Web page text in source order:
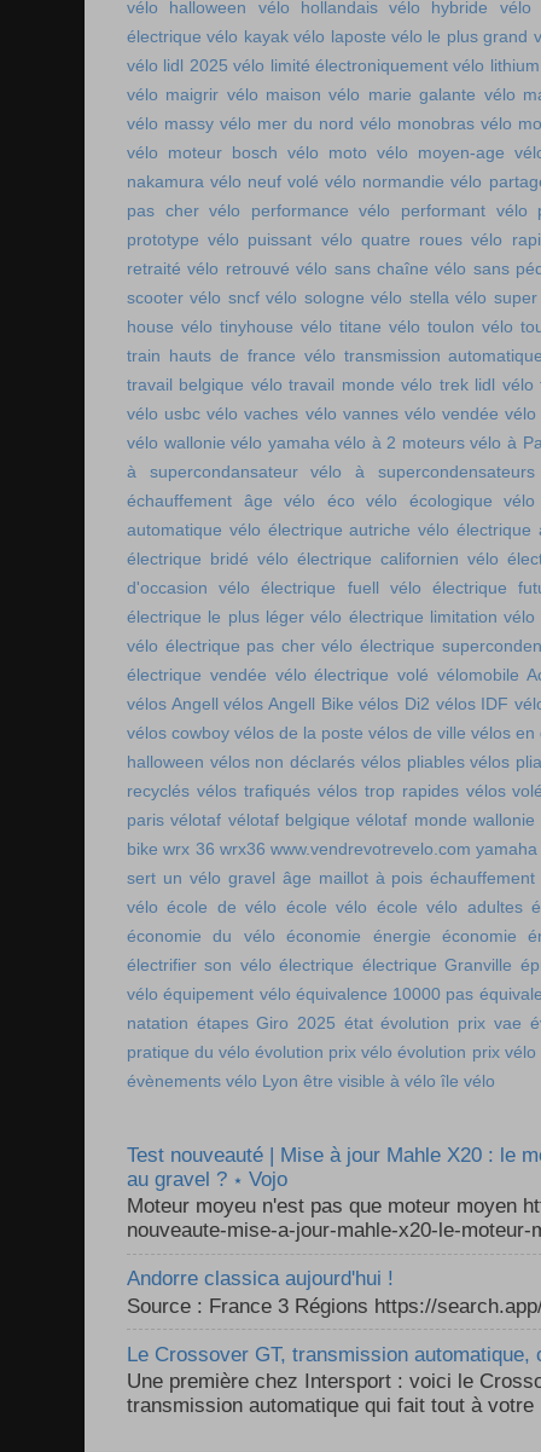
vélo halloween vélo hollandais vélo hybride
vélo
électrique vélo kayak vélo laposte vélo le plus grand
vélo lidl 2025 vélo limité électroniquement vélo lithium
vélo maigrir vélo maison vélo marie galante vélo
vélo massy vélo mer du nord vélo monobras vélo
vélo moteur bosch vélo moto vélo moyen-age
nakamura vélo neuf volé vélo normandie vélo
pas cher vélo performance vélo performant vélo
prototype vélo puissant vélo quatre roues vélo
retraité vélo retrouvé vélo sans chaîne vélo sans
scooter vélo sncf vélo sologne vélo stella vélo
house vélo tinyhouse vélo titane vélo toulon vélo
train hauts de france vélo transmission
travail belgique vélo travail monde vélo trek lidl vélo
vélo usbc vélo vaches vélo vannes vélo vendée vélo
vélo wallonie vélo yamaha vélo à 2 moteurs vélo à
à supercondansateur
vélo à supercondensateurs
échauffement âge
vélo éco vélo écologique
automatique vélo électrique autriche vélo électrique
électrique bridé vélo électrique californien vélo
d'occasion
vélo électrique fuell
vélo électrique
électrique le plus léger vélo électrique limitation vélo
vélo électrique pas cher vélo électrique
électrique vendée vélo électrique volé vélomobile
vélos Angell vélos Angell Bike vélos Di2 vélos IDF
vélos cowboy vélos de la poste vélos de ville vélos en
halloween vélos non déclarés vélos pliables vélos
recyclés vélos trafiqués vélos trop rapides vélos
paris vélotaf vélotaf belgique vélotaf monde wallonie
bike wrx 36 wrx36 www.vendrevotrevelo.com
sert un vélo gravel âge maillot à pois
vélo école de vélo école vélo école vélo adultes
économie du vélo
économie énergie
économie
électrifier son vélo électrique électrique Granville
vélo équipement vélo équivalence 10000 pas
natation étapes Giro 2025 état évolution prix vae
pratique du vélo évolution prix vélo évolution prix
évènements vélo Lyon être visible à vélo île vélo
Test nouveauté | Mise à jour Mahle X20 : le
au gravel ? ⋆ Vojo
Moteur moyeu n'est pas que moteur moyen
nouveaute-mise-a-jour-mahle-x20-le-
Andorre classica aujourd'hui !
Source : France 3 Régions https://
Le Crossover GT, transmission automatique,
Une première chez Intersport : voici le
transmission automatique qui fait tout à